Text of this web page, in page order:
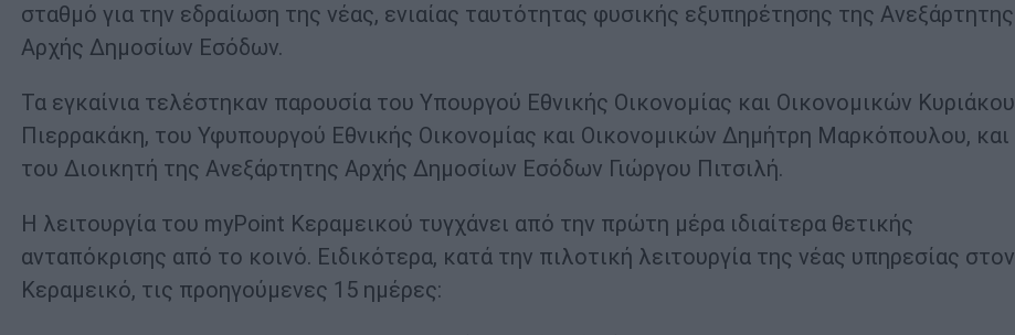
σταθμό για την εδραίωση της νέας, ενιαίας ταυτότητας φυσικής εξυπηρέτησης της Ανεξάρτητης
Αρχής Δημοσίων Εσόδων.
Τα εγκαίνια τελέστηκαν παρουσία του Υπουργού Εθνικής Οικονομίας και Οικονομικών Κυριάκου
Πιερρακάκη, του Υφυπουργού Εθνικής Οικονομίας και Οικονομικών Δημήτρη Μαρκόπουλου, και
του Διοικητή της Ανεξάρτητης Αρχής Δημοσίων Εσόδων Γιώργου Πιτσιλή.
Η λειτουργία του myPoint Κεραμεικού τυγχάνει από την πρώτη μέρα ιδιαίτερα θετικής
ανταπόκρισης από το κοινό. Ειδικότερα, κατά την πιλοτική λειτουργία της νέας υπηρεσίας στον
Κεραμεικό, τις προηγούμενες 15 ημέρες: